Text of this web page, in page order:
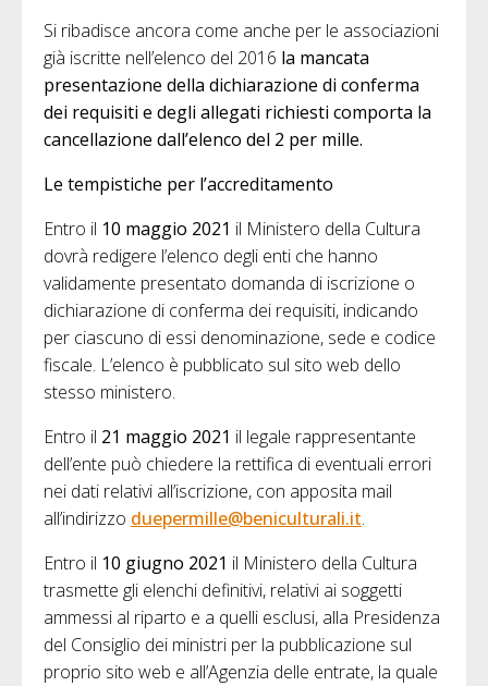
Si ribadisce ancora come anche per le associazioni
già iscritte nell’elenco del 2016 la mancata
presentazione della dichiarazione di conferma
dei requisiti e degli allegati richiesti comporta la
cancellazione dall’elenco del 2 per mille.
Le tempistiche per l’accreditamento
Entro il 10 maggio 2021 il Ministero della Cultura
dovrà redigere l’elenco degli enti che hanno
validamente presentato domanda di iscrizione o
dichiarazione di conferma dei requisiti, indicando
per ciascuno di essi denominazione, sede e codice
fiscale. L’elenco è pubblicato sul sito web dello
stesso ministero.
Entro il 21 maggio 2021 il legale rappresentante
dell’ente può chiedere la rettifica di eventuali errori
nei dati relativi all’iscrizione, con apposita mail
all’indirizzo duepermille@beniculturali.it.
Entro il 10 giugno 2021 il Ministero della Cultura
trasmette gli elenchi definitivi, relativi ai soggetti
ammessi al riparto e a quelli esclusi, alla Presidenza
del Consiglio dei ministri per la pubblicazione sul
proprio sito web e all’Agenzia delle entrate, la quale